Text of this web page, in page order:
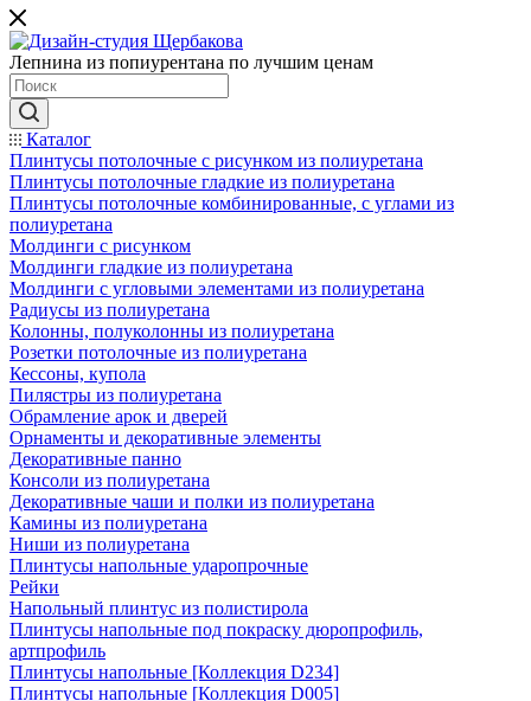
Лепнина из попиурентана по лучшим ценам
Каталог
Плинтусы потолочные с рисунком из полиуретана
Плинтусы потолочные гладкие из полиуретана
Плинтусы потолочные комбинированные, с углами из
полиуретана
Молдинги c рисунком
Молдинги гладкие из полиуретана
Молдинги с угловыми элементами из полиуретана
Радиусы из полиуретана
Колонны, полуколонны из полиуретана
Розетки потолочные из полиуретана
Кессоны, купола
Пилястры из полиуретана
Обрамление арок и дверей
Орнаменты и декоративные элементы
Декоративные панно
Консоли из полиуретана
Декоративные чаши и полки из полиуретана
Камины из полиуретана
Ниши из полиуретана
Плинтусы напольные ударопрочные
Рейки
Напольный плинтус из полистирола
Плинтусы напольные под покраску дюропрофиль,
артпрофиль
Плинтусы напольные [Коллекция D234]
Плинтусы напольные [Коллекция D005]